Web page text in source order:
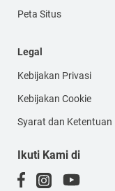
Peta Situs
Legal
Kebijakan Privasi
Kebijakan Cookie
Syarat dan Ketentuan
Ikuti Kami di